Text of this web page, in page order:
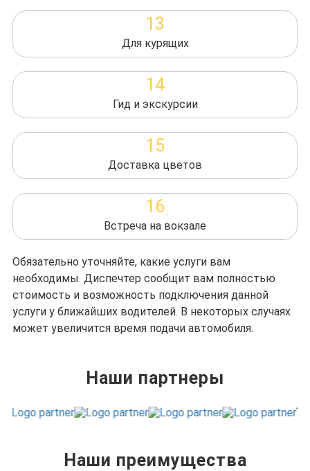
13
Для курящих
14
Гид и экскурсии
15
Доставка цветов
16
Встреча на вокзале
Обязательно уточняйте, какие услуги вам
необходимы. Диспечтер сообщит вам полностью
стоимость и возможность подключения данной
услуги у ближайших водителей. В некоторых случаях
может увеличится время подачи автомобиля.
Наши партнеры
Наши преимущества